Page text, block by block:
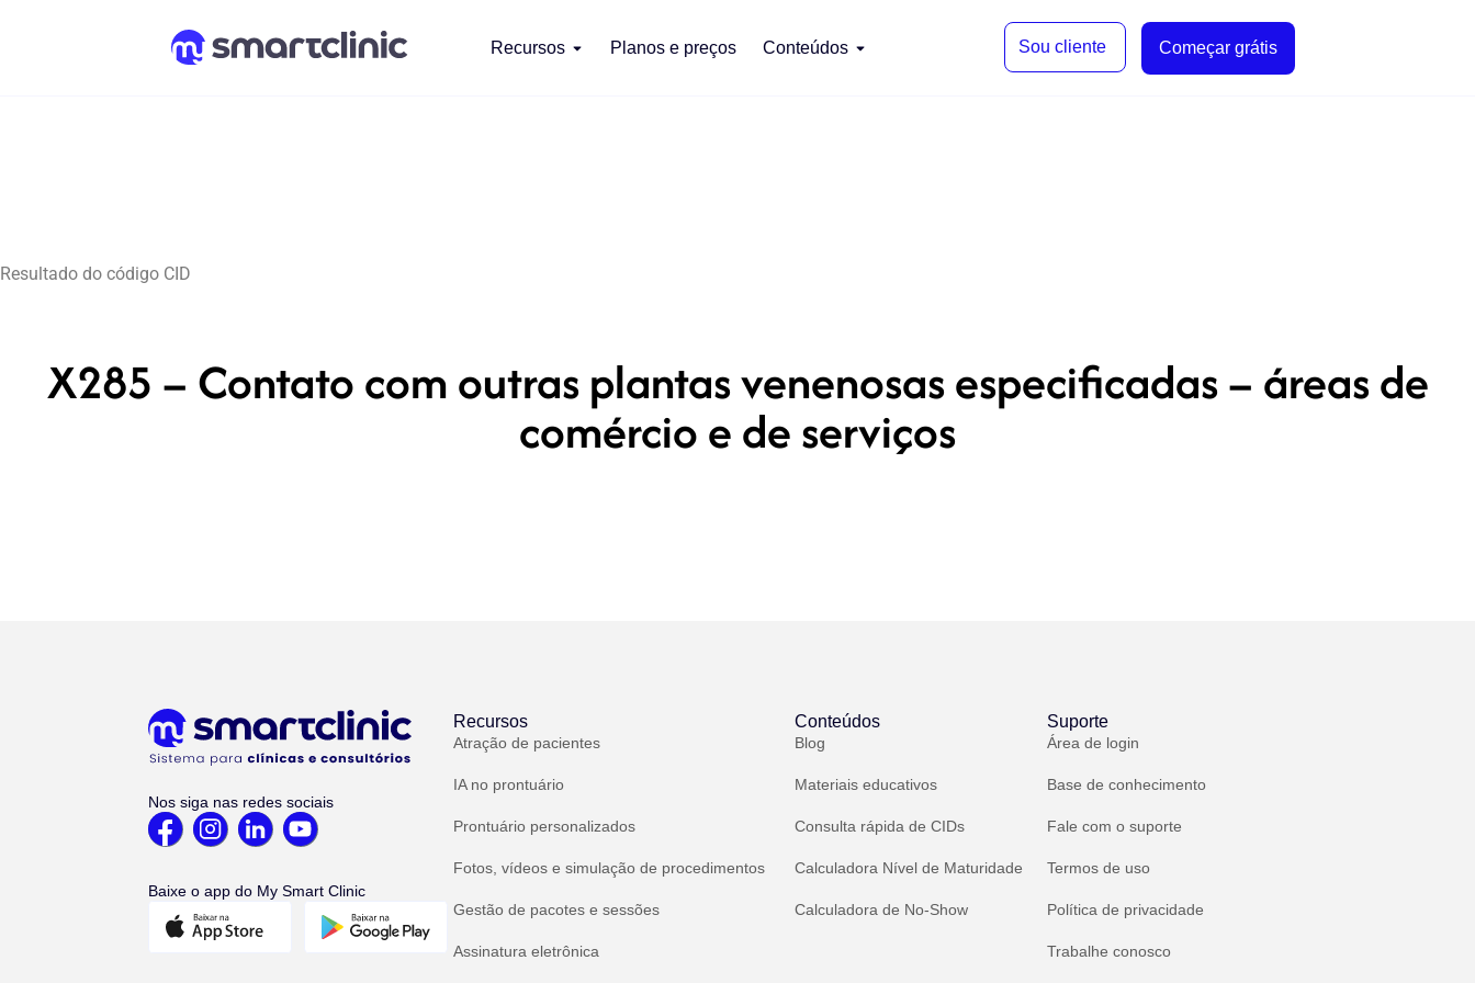
Recursos Planos e preços Conteúdos Sou cliente Começar grátis
Resultado do código CID
X285 – Contato com outras plantas venenosas especificadas – áreas de
comércio e de serviços
Nos siga nas redes sociais
Baixe o app do My Smart Clinic
Recursos
Atração de pacientes
IA no prontuário
Prontuário personalizados
Fotos, vídeos e simulação de procedimentos
Gestão de pacotes e sessões
Assinatura eletrônica
Conteúdos
Blog
Materiais educativos
Consulta rápida de CIDs
Calculadora Nível de Maturidade
Calculadora de No-Show
Suporte
Área de login
Base de conhecimento
Fale com o suporte
Termos de uso
Política de privacidade
Trabalhe conosco